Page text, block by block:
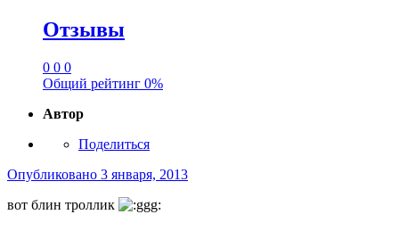
Отзывы
0 0 0
Общий рейтинг 0%
Автор
Поделиться
Опубликовано 3 января, 2013
вот блин троллик